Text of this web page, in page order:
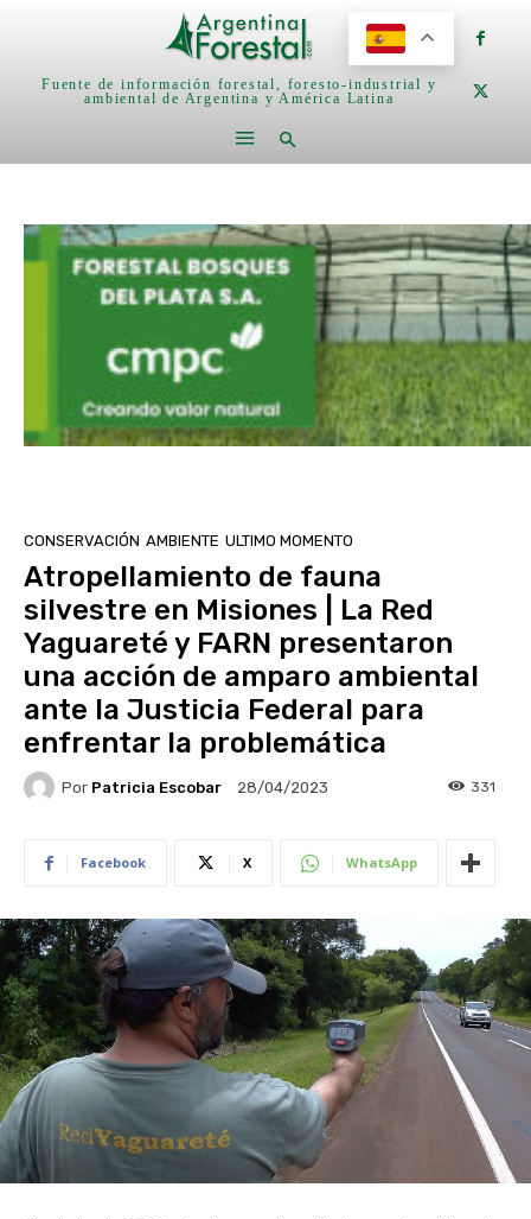
Fuente de información forestal, foresto-industrial y
ambiental de Argentina y América Latina
CONSERVACIÓN AMBIENTE ULTIMO MOMENTO
Atropellamiento de fauna
silvestre en Misiones | La Red
Yaguareté y FARN presentaron
una acción de amparo ambiental
ante la Justicia Federal para
enfrentar la problemática
Por Patricia Escobar 28/04/2023 331
Facebook X WhatsApp